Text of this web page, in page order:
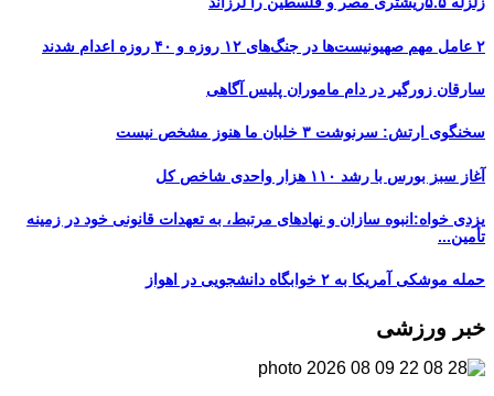
۲ عامل مهم صهیونیست‌ها در جنگ‌های ۱۲ روزه و ۴۰ روزه اعدام شدند
سارقان زورگیر در دام ماموران پلیس آگاهی
سخنگوی ارتش: سرنوشت ۳ خلبان ما هنوز مشخص نیست
آغاز سبز بورس با رشد ۱۱۰ هزار واحدی شاخص کل
یزدی خواه:انبوه سازان و نهادهای مرتبط، به تعهدات قانونی خود در زمینه
تأمین...
حمله موشکی آمریکا به ۲ خوابگاه دانشجویی در اهواز
خبر ورزشی